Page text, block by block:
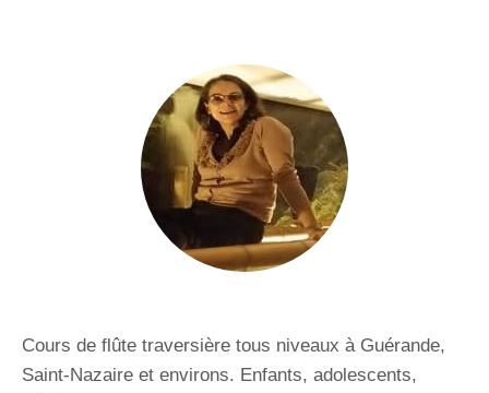
Cours de flûte traversière tous niveaux à Guérande,
Saint-Nazaire et environs. Enfants, adolescents,